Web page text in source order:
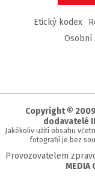
Etický kodex
Osobní
Copyright ©
dodavatelé
Jakékoliv užití obsahu
fotografií je bez
Provozovatelem
MEDIA